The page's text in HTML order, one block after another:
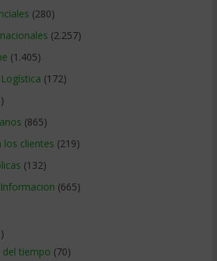
(280)
(2.257)
(1.405)
(172)
(865)
los clientes (219)
(132)
(665)
tiempo (70)